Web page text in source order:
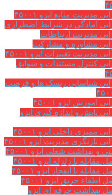
ایزو ۴۵۰۰۱
در شرایط اضطراری
ارتباطات
و مشارکت
ایزو ۴۵۰۰۱
مستندات و سوابق
ریسک ها و فرصت
۴۵۰۰۱
اندازه گیری ایزو
ایزو ۴۵۰۰۱
ایزو ۴۵۰۰۱
شغلی ایزو ۴۵۰۰۱
ایزو ۴۵۰۰۱
ایزو ۴۵۰۰۱
ایزو ۴۵۰۰۱
حرفه ای ایزو